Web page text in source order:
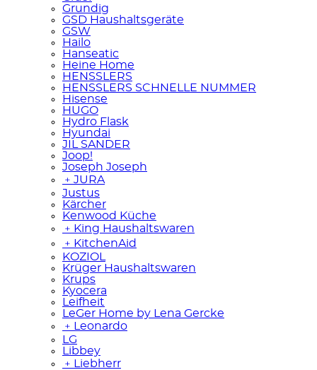
Grundig
GSD Haushaltsgeräte
GSW
Hailo
Hanseatic
Heine Home
HENSSLERS
HENSSLERS SCHNELLE NUMMER
Hisense
HUGO
Hydro Flask
Hyundai
JIL SANDER
Joop!
Joseph Joseph
﹢ JURA
Justus
Kärcher
Kenwood Küche
﹢ King Haushaltswaren
﹢ KitchenAid
KOZIOL
Krüger Haushaltswaren
Krups
Kyocera
Leifheit
LeGer Home by Lena Gercke
﹢
Leonardo
LG
Libbey
﹢
Liebherr